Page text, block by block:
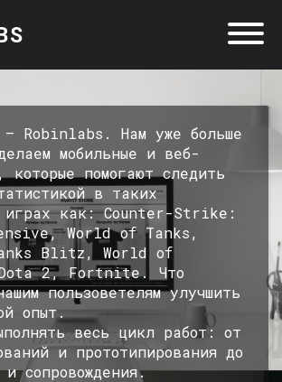
Robinlabs. Нам уже больше
мобильные и веб-
которые помогают следить
в таких
играх как: Counter-Strike:
World of Tanks,
Blitz, World of
2, Fortnite. Что
пользоветелям улучшить
опыт.
весь цикл работ: от
и прототипирования до
и сопровождения.